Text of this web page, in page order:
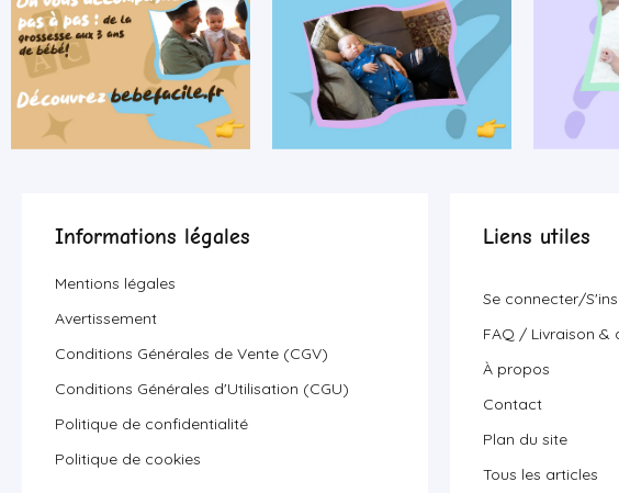
Informations légales
Mentions légales
Avertissement
Conditions Générales de Vente (CGV)
Conditions Générales d'Utilisation (CGU)
Politique de confidentialité
Politique de cookies
Liens utiles
Se connecter/
FAQ / Livraison &
À propos
Contact
Plan du site
Tous les articles